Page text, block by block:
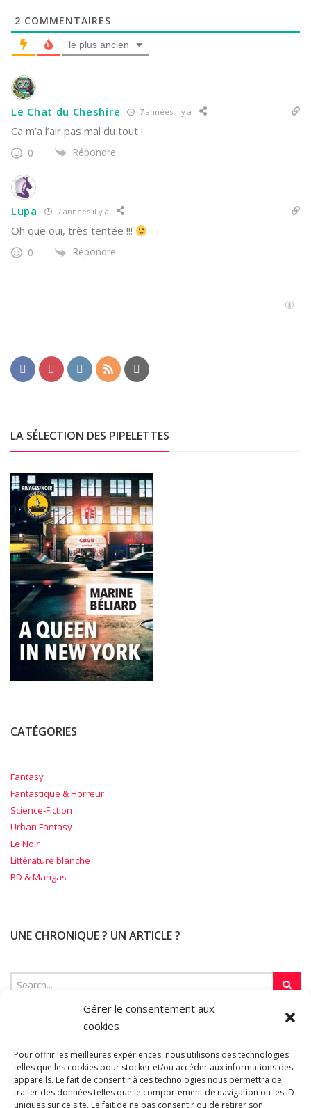
Gérer le consentement aux
cookies
Pour offrir les meilleures expériences, nous utilisons des technologies
telles que les cookies pour stocker et/ou accéder aux informations des
appareils. Le fait de consentir à ces technologies nous permettra de
traiter des données telles que le comportement de navigation ou les ID
uniques sur ce site. Le fait de ne pas consentir ou de retirer son
2 COMMENTAIRES
le plus ancien
Le Chat du Cheshire 7 années il y a
Ca m’a l’air pas mal du tout !
0 Répondre
Lupa 7 années il y a
Oh que oui, très tentée !!!
0 Répondre
LA SÉLECTION DES PIPELETTES
CATÉGORIES
Fantasy
Fantastique & Horreur
Science-Fiction
Urban Fantasy
Le Noir
Littérature blanche
BD & Mangas
UNE CHRONIQUE ? UN ARTICLE ?
SUR LA TOILE…
Blogroll